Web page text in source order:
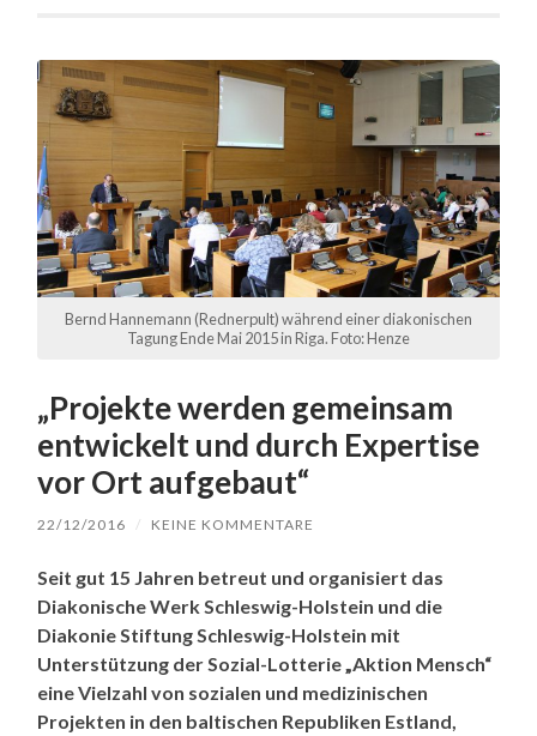
Bernd Hannemann (Rednerpult) während einer diakonischen
Tagung Ende Mai 2015 in Riga. Foto: Henze
„Projekte werden gemeinsam
entwickelt und durch Expertise
vor Ort aufgebaut“
22/12/2016 / KEINE KOMMENTARE
Seit gut 15 Jahren betreut und organisiert das
Diakonische Werk Schleswig-Holstein und die
Diakonie Stiftung Schleswig-Holstein mit
Unterstützung der Sozial-Lotterie „Aktion Mensch“
eine Vielzahl von sozialen und medizinischen
Projekten in den baltischen Republiken Estland,